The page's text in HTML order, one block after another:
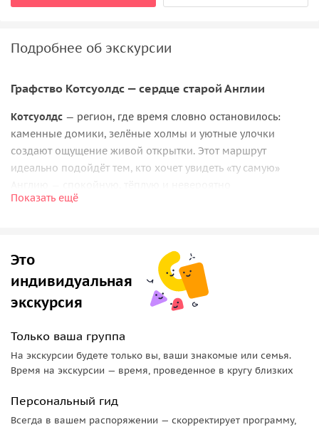
Подробнее об экскурсии
Графство Котсуолдс — сердце старой Англии
Котсуолдс — регион, где время словно остановилось:
каменные домики, зелёные холмы и уютные улочки
создают ощущение живой открытки. Этот маршрут
идеально подойдёт тем, кто хочет увидеть «ту самую»
фотогеничную.
Бибури
очаровывает своими домиками вдоль реки и
считается одной из самых красивых деревень страны.
— родина Шекспира, где
средневековые улицы, театры и набережная создают
Касл Комби — сказка из камня
красивой в Англии». Каменные мосты, старинные дома и
тишина создают ощущение, будто вы попали в фильм —
Показать ещё
Это
индивидуальная
экскурсия
Только ваша группа
На экскурсии будете только вы, ваши знакомые или семья.
Время на экскурсии — время, проведенное в кругу близких
Персональный гид
Всегда в вашем распоряжении — скорректирует программу,